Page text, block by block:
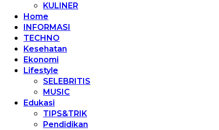
KULINER
Home
INFORMASI
TECHNO
Kesehatan
Ekonomi
Lifestyle
SELEBRITIS
MUSIC
Edukasi
TIPS&TRIK
Pendidikan